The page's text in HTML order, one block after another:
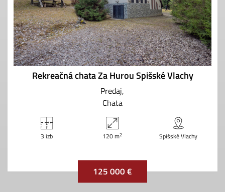
Rekreačná chata Za Hurou Spišské Vlachy
Predaj
Chata
3 izb 120 m2 Spišské Vlachy
125 000 €